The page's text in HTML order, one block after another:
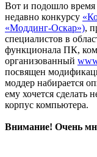
Вот и подошло время
недавно конкурсу
«Моддинг-Оскар»),
специалистов в
функционала ПК,
организованный
посвящен
моддер набирается
ему хочется сделать
корпус компьютера.
Внимание! Очень